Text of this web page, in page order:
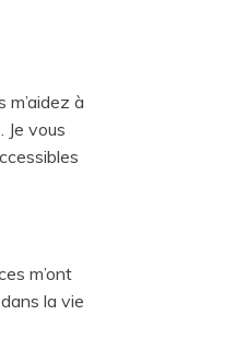
à
Je vous
m’ont
la vie